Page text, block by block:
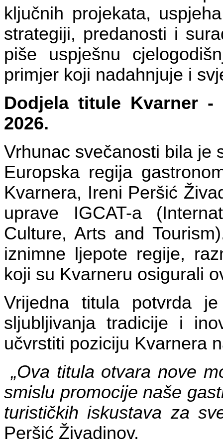
ključnih projekata,
strategiji, predanosti i
piše uspješnu
primjer koji nadahnjuje i
Dodjela titule Kvarner -
2026.
Vrhunac svečanosti bila je
Europska regija
Kvarnera, Ireni Peršić
uprave IGCAT-a
Culture, Arts and
iznimne ljepote regije,
koji su Kvarneru osigurali
Vrijedna titula potvrda
sljubljivanja tradicije i
učvrstiti poziciju Kvarnera
„Ova titula otvara nove
smislu promocije naše
turističkih iskustava za
Peršić Živadinov.